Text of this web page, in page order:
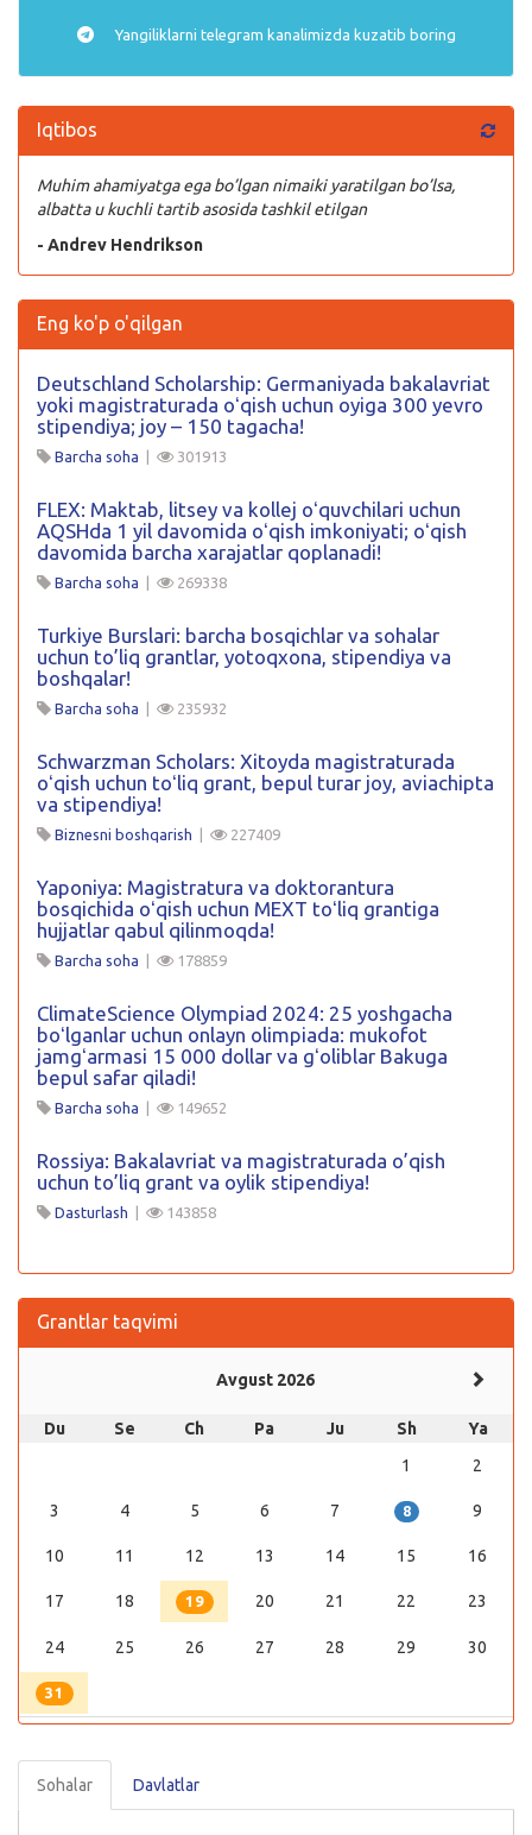
Yangiliklarni telegram kanalimizda kuzatib boring
Iqtibos
Muhim ahamiyatga ega bo’lgan nimaiki yaratilgan bo’lsa,
albatta u kuchli tartib asosida tashkil etilgan
- Andrev Hendrikson
Eng ko'p o'qilgan
Deutschland Scholarship: Germaniyada bakalavriat
yoki magistraturada oʻqish uchun oyiga 300 yevro
stipendiya; joy – 150 tagacha!
Barcha soha | 301913
FLEX: Maktab, litsey va kollej oʻquvchilari uchun
AQSHda 1 yil davomida oʻqish imkoniyati; oʻqish
davomida barcha xarajatlar qoplanadi!
Barcha soha | 269338
Turkiye Burslari: barcha bosqichlar va sohalar
uchun to’liq grantlar, yotoqxona, stipendiya va
boshqalar!
Barcha soha | 235932
Schwarzman Scholars: Xitoyda magistraturada
oʻqish uchun toʻliq grant, bepul turar joy, aviachipta
va stipendiya!
Biznesni boshqarish | 227409
Yaponiya: Magistratura va doktorantura
bosqichida oʻqish uchun MEXT toʻliq grantiga
hujjatlar qabul qilinmoqda!
Barcha soha | 178859
ClimateScience Olympiad 2024: 25 yoshgacha
boʻlganlar uchun onlayn olimpiada: mukofot
jamgʻarmasi 15 000 dollar va gʻoliblar Bakuga
bepul safar qiladi!
Barcha soha | 149652
Rossiya: Bakalavriat va magistraturada o’qish
uchun to’liq grant va oylik stipendiya!
Dasturlash | 143858
Grantlar taqvimi
Avgust 2026
Du Se Ch Pa Ju Sh
Ya
1
2
3 4 5 6 7 8 9
10 11 12 13 14 15 16
17 18 19 20 21 22 23
24 25 26 27 28 29 30
31
Sohalar Davlatlar